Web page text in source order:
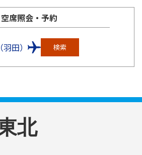
空席照会・予約
田） 検索
北